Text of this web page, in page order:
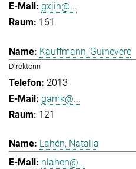
gxjin@...
161
Kauffmann, Guinevere
Direktorin
2013
gamk@...
121
Lahén, Natalia
nlahen@...